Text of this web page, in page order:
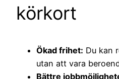
körkort
Ökad frihet: Du kan
utan att vara
Bättre